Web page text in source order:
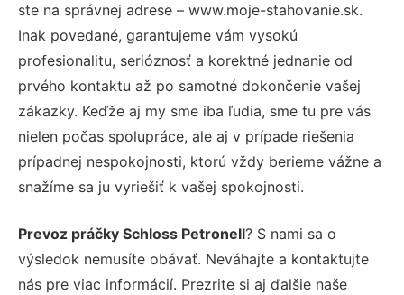
ste na správnej adrese – www.moje-stahovanie.sk.
Inak povedané, garantujeme vám vysokú
profesionalitu, serióznosť a korektné jednanie od
prvého kontaktu až po samotné dokončenie vašej
zákazky. Keďže aj my sme iba ľudia, sme tu pre vás
nielen počas spolupráce, ale aj v prípade riešenia
prípadnej nespokojnosti, ktorú vždy berieme vážne a
snažíme sa ju vyriešiť k vašej spokojnosti.
Prevoz práčky Schloss Petronell? S nami sa o
výsledok nemusíte obávať. Neváhajte a kontaktujte
nás pre viac informácií. Prezrite si aj ďalšie naše